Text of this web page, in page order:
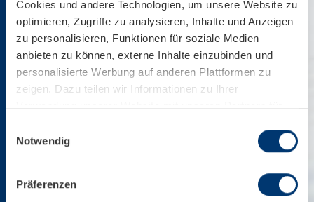
Cookies und andere Technologien, um unsere Website zu
optimieren, Zugriffe zu analysieren, Inhalte und Anzeigen
zu personalisieren, Funktionen für soziale Medien
anbieten zu können, externe Inhalte einzubinden und
personalisierte Werbung auf anderen Plattformen zu
zeigen. Dazu teilen wir Informationen zu Ihrer
zu technisch nicht notwendigen Cookies können Sie
Weiterführende Details zu den auf unserer Website
eingesetzten Diensten finden Sie in unserer
Notwendig
Präferenzen